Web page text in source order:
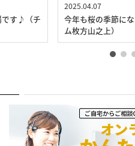
です♪（チ
2025.04.07
今年も桜の季節に
ム枚方山之上）